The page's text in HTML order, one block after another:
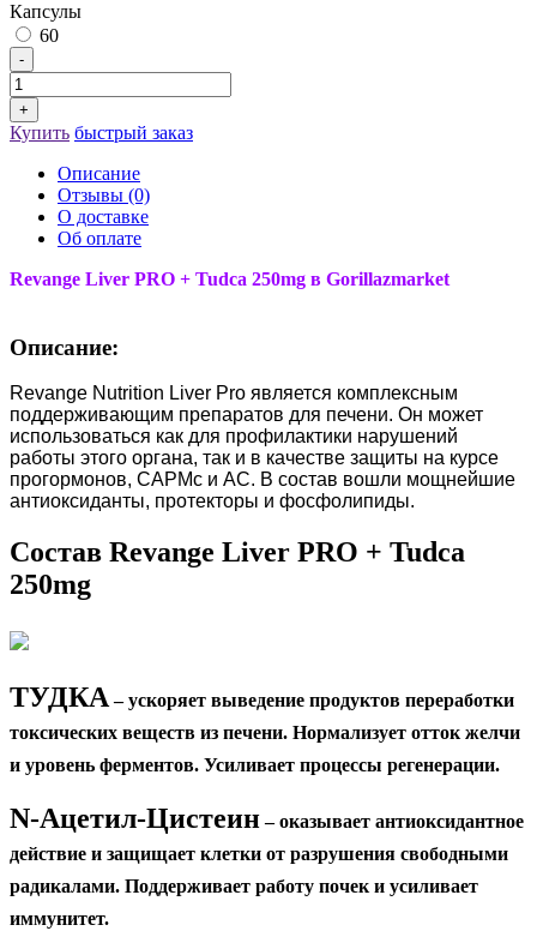
Капсулы
60
Купить быстрый заказ
Описание
Отзывы (0)
О доставке
Об оплате
Revange Liver PRO + Tudca 250mg в Gorillazmarket
Описание:
Revange Nutrition Liver Pro является комплексным
поддерживающим препаратов для печени. Он может
использоваться как для профилактики нарушений
работы этого органа, так и в качестве защиты на курсе
прогормонов, САРМс и АС. В состав вошли мощнейшие
антиоксиданты, протекторы и фосфолипиды.
Состав Revange Liver PRO + Tudca
250mg
ТУДКА – ускоряет выведение продуктов переработки
токсических веществ из печени. Нормализует отток желчи
и уровень ферментов. Усиливает процессы регенерации.
N-Ацетил-Цистеин – оказывает антиоксидантное
действие и защищает клетки от разрушения свободными
радикалами. Поддерживает работу почек и усиливает
иммунитет.